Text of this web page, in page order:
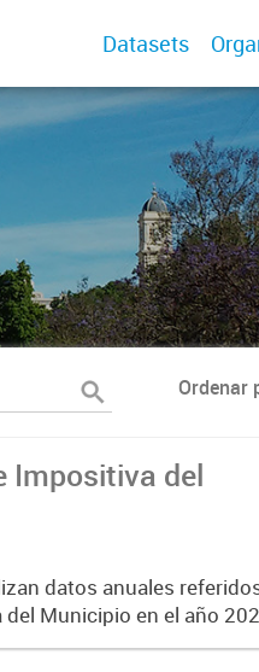
Datasets
Ordenar
Impositiva del
datos anuales
Municipio en el año